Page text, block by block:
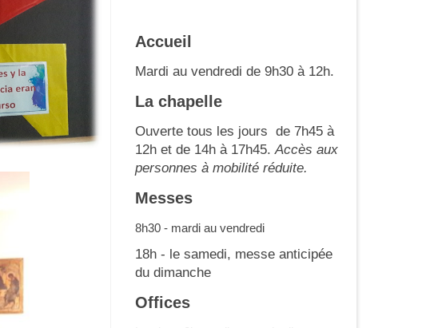
Accueil
Mardi au vendredi de 9h30 à 12h.
La chapelle
Ouverte tous les jours de 7h45 à
12h et de 14h à 17h45.Accès aux
personnes à mobilité réduite.
Messes
8h30 - mardi au vendredi
18h - le samedi, messe anticipée
du dimanche
Offices